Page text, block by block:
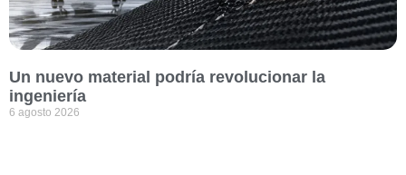
Un nuevo material podría revolucionar la
ingeniería
6 agosto 2026